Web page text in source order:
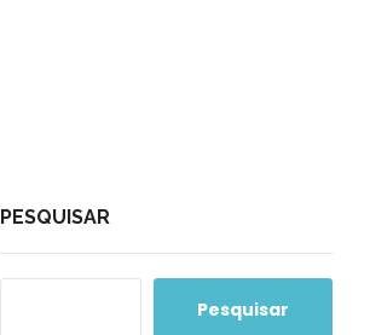
PESQUISAR
Pesquisar